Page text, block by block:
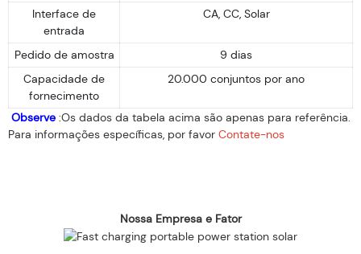
Interface de
entrada
CA, CC, Solar
Pedido de amostra
9 dias
Capacidade de
fornecimento
20.000 conjuntos por ano
Observe :Os dados da tabela acima são apenas para referência.
Para informações específicas, por favor Contate-nos
Nossa Empresa e Fator